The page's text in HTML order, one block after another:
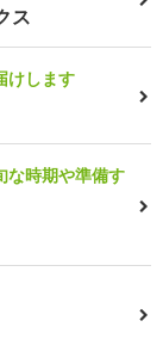
ス
けします
な時期や準備す